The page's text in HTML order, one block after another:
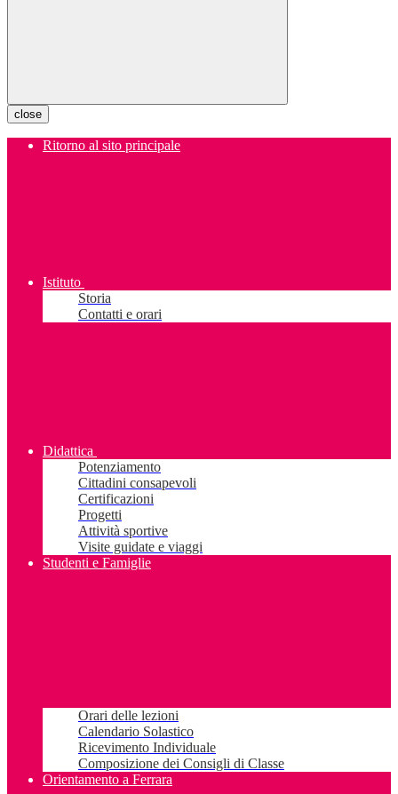
close
Ritorno al sito principale
Istituto
Storia
Contatti e orari
Didattica
Potenziamento
Cittadini consapevoli
Certificazioni
Progetti
Attività sportive
Visite guidate e viaggi
Studenti e Famiglie
Orari delle lezioni
Calendario Solastico
Ricevimento Individuale
Composizione dei Consigli di Classe
Orientamento a Ferrara